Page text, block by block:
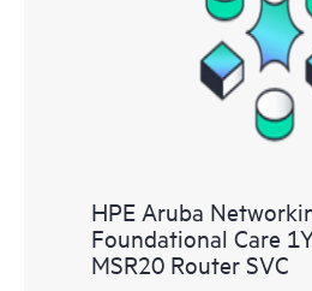
HPE Aruba
Foundational Care
MSR20 Router SVC